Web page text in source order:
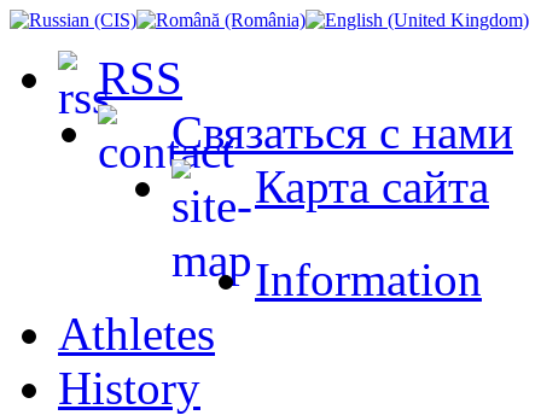
RSS
Связаться с нами
Карта сайта
Information
Athletes
History